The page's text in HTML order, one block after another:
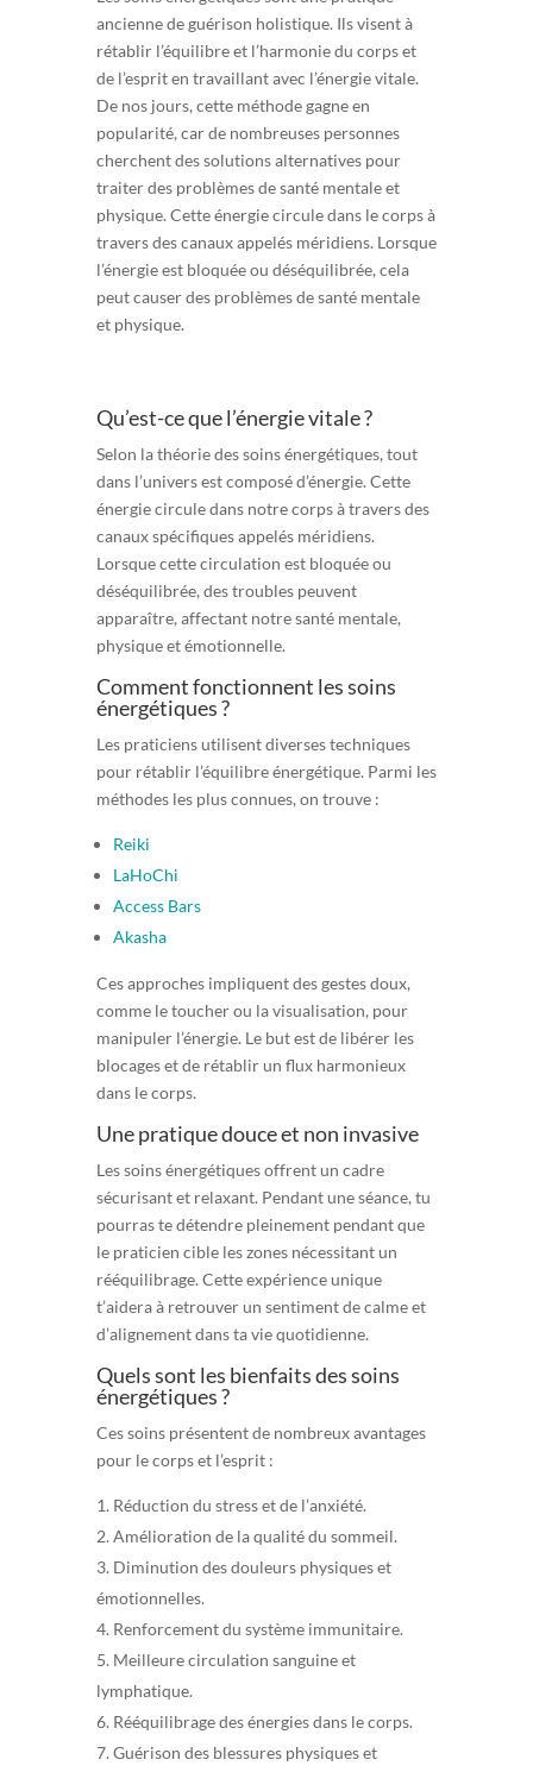
ancienne de guérison holistique. Ils visent à
rétablir l’équilibre et l’harmonie du corps et
de l’esprit en travaillant avec l’énergie vitale.
De nos jours, cette méthode gagne en
popularité, car de nombreuses personnes
cherchent des solutions alternatives pour
traiter des problèmes de santé mentale et
physique. Cette énergie circule dans le corps à
travers des canaux appelés méridiens. Lorsque
l’énergie est bloquée ou déséquilibrée, cela
peut causer des problèmes de santé mentale
et physique.
Qu’est-ce que l’énergie vitale ?
Selon la théorie des soins énergétiques, tout
dans l’univers est composé d’énergie. Cette
énergie circule dans notre corps à travers des
canaux spécifiques appelés méridiens.
Lorsque cette circulation est bloquée ou
déséquilibrée, des troubles peuvent
apparaître, affectant notre santé mentale,
physique et émotionnelle.
Comment fonctionnent les soins
énergétiques ?
Les praticiens utilisent diverses techniques
pour rétablir l’équilibre énergétique. Parmi les
méthodes les plus connues, on trouve :
Reiki
LaHoChi
Access Bars
Akasha
Ces approches impliquent des gestes doux,
comme le toucher ou la visualisation, pour
manipuler l’énergie. Le but est de libérer les
blocages et de rétablir un flux harmonieux
dans le corps.
Une pratique douce et non invasive
Les soins énergétiques offrent un cadre
sécurisant et relaxant. Pendant uneséance, tu
pourras te détendre pleinement pendant que
le praticien cible les zones nécessitant un
rééquilibrage. Cette expérience unique
t’aidera à retrouver un sentiment de calme et
d’alignement dans ta vie quotidienne.
Quels sont les bienfaits des soins
énergétiques ?
Ces soins présentent de nombreux avantages
pour le corps et l’esprit :
Réduction du stress et de l’anxiété.
Amélioration de la qualité du sommeil.
Diminution des douleurs physiques et
émotionnelles.
Renforcement du système immunitaire.
Meilleure circulation sanguine et
lymphatique.
Rééquilibrage des énergies dans le corps.
Guérison des blessures physiques et